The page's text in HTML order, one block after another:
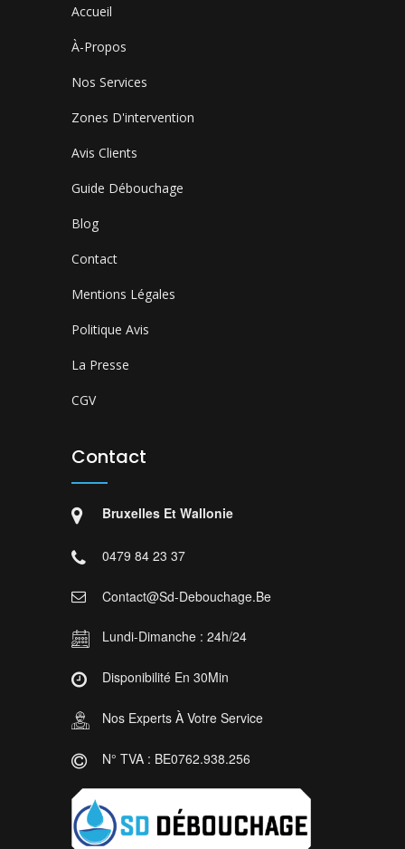
Accueil
À-Propos
Nos Services
Zones D'intervention
Avis Clients
Guide Débouchage
Blog
Contact
Mentions Légales
Politique Avis
La Presse
CGV
Contact
Bruxelles Et Wallonie
0479 84 23 37
Contact@sd-Debouchage.be
Lundi-Dimanche : 24h/24
Disponibilité En 30Min
Nos Experts À Votre Service
N° TVA : BE0762.938.256